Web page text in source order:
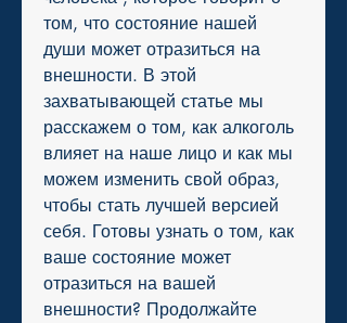
том, что состояние нашей
души может отразиться на
внешности. В этой
захватывающей статье мы
расскажем о том, как алкоголь
влияет на наше лицо и как мы
можем изменить свой образ,
чтобы стать лучшей версией
себя. Готовы узнать о том, как
ваше состояние может
отразиться на вашей
внешности? Продолжайте